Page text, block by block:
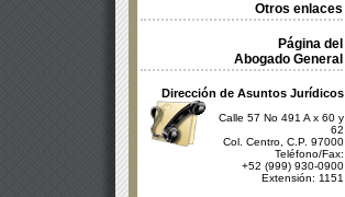
Otros enlaces
Página del
Abogado General
Dirección de Asuntos Jurídicos
Calle 57 No 491 A x 60 y
62
Col. Centro, C.P. 97000
Teléfono/Fax:
+52 (999) 930-0900
Extensión: 1151